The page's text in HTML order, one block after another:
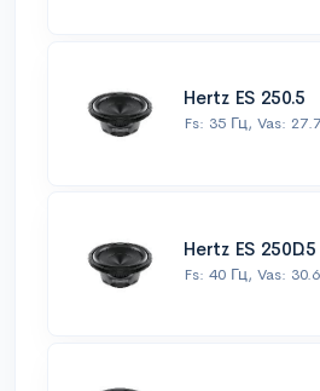
Hertz ES 250.5
Fs: 35 Гц, Vas:
Hertz ES 250D.5
Fs: 40 Гц, Vas: